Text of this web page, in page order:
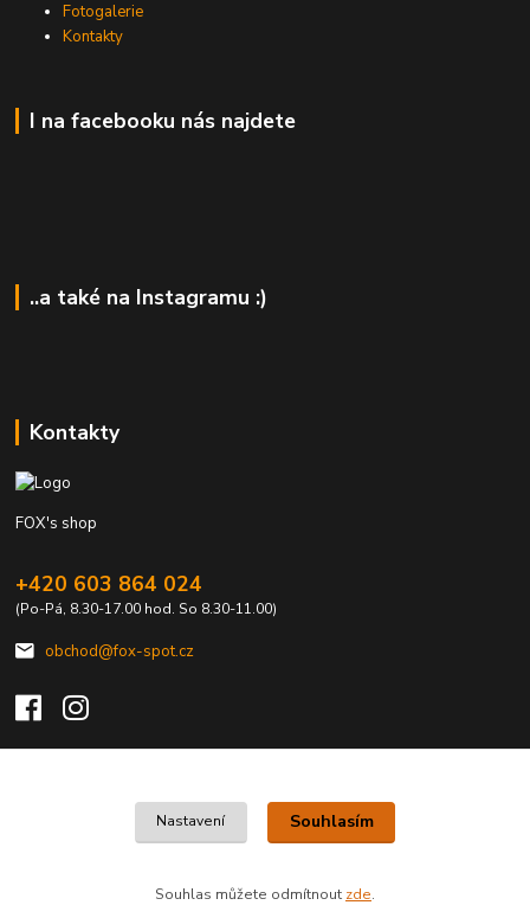
Fotogalerie
Kontakty
I na facebooku nás najdete
..a také na Instagramu :)
Kontakty
FOX's shop
+420 603 864 024
(Po-Pá, 8.30-17.00 hod. So 8.30-11.00)
obchod@fox-spot.cz
Upravit sběr cookies.
FOX's elektro z vašeho města
Nastavení Souhlasím
Souhlas můžete odmítnout zde.